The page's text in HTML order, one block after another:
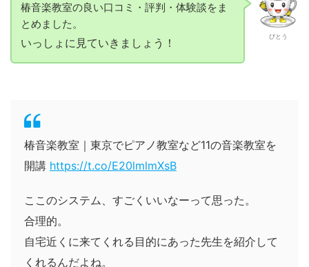
びとう
椿音楽教室の良い口コミ・評判・体験談をま
とめました。
いっしょに見ていきましょう！
椿音楽教室｜東京でピアノ教室など11の音楽教室を
開講 https://t.co/E20lmlmXsB
ここのシステム、すごくいいなーって思った。
合理的。
自宅近くに来てくれる目的にあった先生を紹介して
くれるんだよね。